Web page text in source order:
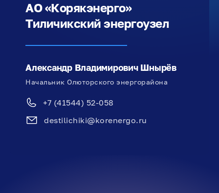
АО «Корякэнерго»
Тиличикский энергоузел
Александр Владимирович Шнырёв
Начальник Олюторского энергорайона­
+7 (41544) 52-058
destilichiki@korenergo.ru